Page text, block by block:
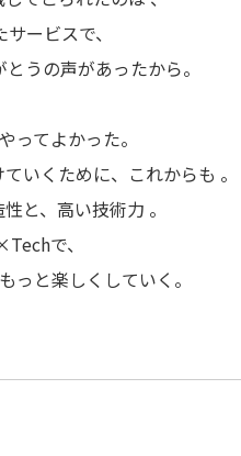
ービスで、
うの声があったから。
ってよかった。
いくために、これからも 。
と、高い技術力 。
で、
っと楽しくしていく。